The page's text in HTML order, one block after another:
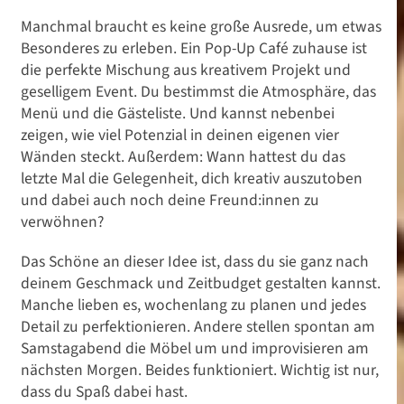
Manchmal braucht es keine große Ausrede, um etwas
Besonderes zu erleben. Ein Pop-Up Café zuhause ist
die perfekte Mischung aus kreativem Projekt und
geselligem Event. Du bestimmst die Atmosphäre, das
Menü und die Gästeliste. Und kannst nebenbei
zeigen, wie viel Potenzial in deinen eigenen vier
Wänden steckt. Außerdem: Wann hattest du das
letzte Mal die Gelegenheit, dich kreativ auszutoben
und dabei auch noch deine Freund:innen zu
verwöhnen?
Das Schöne an dieser Idee ist, dass du sie ganz nach
deinem Geschmack und Zeitbudget gestalten kannst.
Manche lieben es, wochenlang zu planen und jedes
Detail zu perfektionieren. Andere stellen spontan am
Samstagabend die Möbel um und improvisieren am
nächsten Morgen. Beides funktioniert. Wichtig ist nur,
dass du Spaß dabei hast.